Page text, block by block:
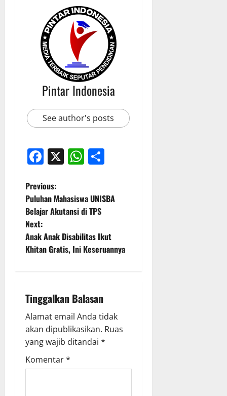
Pintar Indonesia
See author's posts
Facebook
X WhatsApp
P
o
s
t
a
v
i
g
Previous:
Puluhan Mahasiswa UNISBA
Belajar Akutansi di TPS
Next:
Anak Anak Disabilitas Ikut
Khitan Gratis, Ini Keseruannya
Tinggalkan Balasan
Alamat email Anda tidak
akan dipublikasikan. Ruas
yang wajib ditandai *
Komentar*